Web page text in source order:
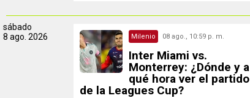
sábado
8 ago. 2026
Milenio 08 ago., 10:59 p. m.
Inter Miami vs.
Monterrey: ¿Dónde y a
qué hora ver el partido
de la Leagues Cup?